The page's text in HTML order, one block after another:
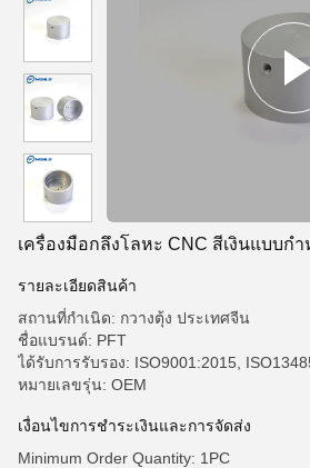
เครื่องมือกลึงโลหะ CNC สีเงินแบบกำ
รายละเอียดสินค้า
สถานที่กำเนิด: กวางตุ้ง ประเทศจีน
ชื่อแบรนด์: PFT
ได้รับการรับรอง: ISO9001:2015,
หมายเลขรุ่น: OEM
เงื่อนไขการชำระเงินและการจัดส่ง
Minimum Order Quantity: 1PC